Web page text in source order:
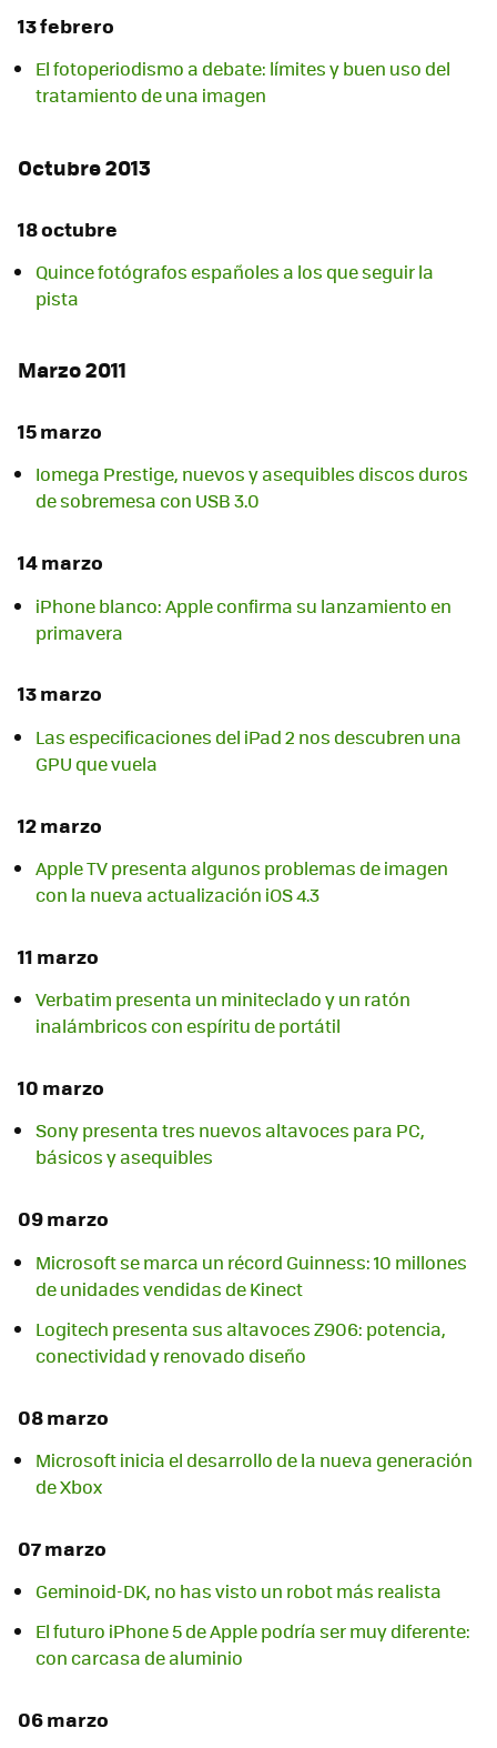
13 febrero
El fotoperiodismo a debate: límites y buen uso del
tratamiento de una imagen
Octubre 2013
18 octubre
Quince fotógrafos españoles a los que seguir la
pista
Marzo 2011
15 marzo
Iomega Prestige, nuevos y asequibles discos duros
de sobremesa con USB 3.0
14 marzo
iPhone blanco: Apple confirma su lanzamiento en
primavera
13 marzo
Las especificaciones del iPad 2 nos descubren una
GPU que vuela
12 marzo
Apple TV presenta algunos problemas de imagen
con la nueva actualización iOS 4.3
11 marzo
Verbatim presenta un miniteclado y un ratón
inalámbricos con espíritu de portátil
10 marzo
Sony presenta tres nuevos altavoces para PC,
básicos y asequibles
09 marzo
Microsoft se marca un récord Guinness: 10 millones
de unidades vendidas de Kinect
Logitech presenta sus altavoces Z906: potencia,
conectividad y renovado diseño
08 marzo
Microsoft inicia el desarrollo de la nueva generación
de Xbox
07 marzo
Geminoid-DK, no has visto un robot más realista
El futuro iPhone 5 de Apple podría ser muy diferente:
con carcasa de aluminio
06 marzo